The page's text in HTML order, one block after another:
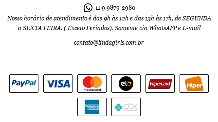
11 99879-2980
Nosso horário de atendimento é das 9h às 12h e das 13h às 17h, de SEGUNDA
a SEXTA FEIRA. ( Exceto Feriados). Somente via WhatsAPP e E-mail
contato@lindagirls.com.br